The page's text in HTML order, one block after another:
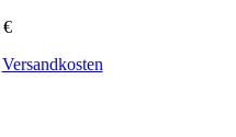
€
Versandkosten